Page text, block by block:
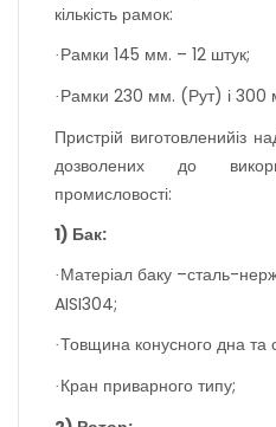
кількість рамок:
· Рамки 145 мм. – 12 штук;
· Рамки 230 мм. (Рут) і
Пристрій виготовленийіз
дозволених до
промисловості:
1) Бак:
· Матеріал баку –сталь-
AISI304;
·Товщина конусного дна та
· Кран приварного типу;